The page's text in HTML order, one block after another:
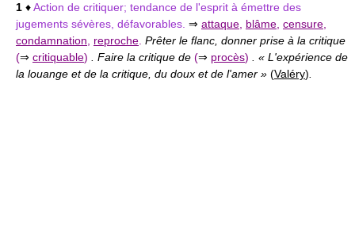
1 ♦Action de critiquer; tendance de l'esprit à émettre des
jugements sévères, défavorables. ⇒ attaque blâme censure
condamnation
reproche Prêter le flanc, donner prise à la critique
(⇒ critiquable) . Faire la critique de (⇒ procès) . « L'expérience de
la louange et de la critique, du doux et de l'amer » (Valéry)